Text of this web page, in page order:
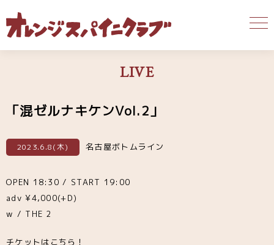
LIVE
「混ゼルナキケンVol.2」
2023.6.8(木) 名古屋ボトムライン
OPEN 18:30 / START 19:00
adv ¥4,000(+D)
w / THE 2
チケットはこちら！